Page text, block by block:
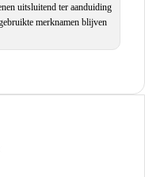
uitsluitend ter aanduiding
merknamen blijven